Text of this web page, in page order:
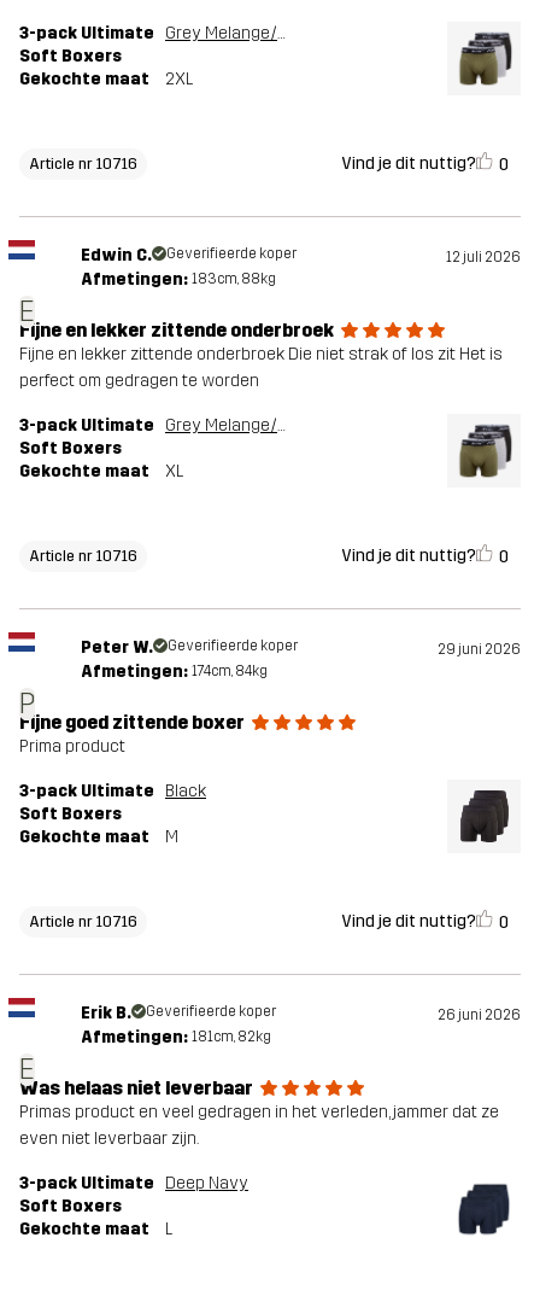
3-pack Ultimate
Soft Boxers
Grey Melange/Grape Leaf
Gekochte maat 2XL
Article nr 10716 Vind je dit nuttig? 0
E
Edwin C. Geverifieerde koper 12 juli 2026
Afmetingen: 183cm, 88kg
Fijne en lekker zittende onderbroek
Fijne en lekker zittende onderbroek Die niet strak of los zit Het is
perfect om gedragen te worden
3-pack Ultimate
Soft Boxers
Grey Melange/Grape Leaf
Gekochte maat XL
Article nr 10716 Vind je dit nuttig? 0
P
Peter W. Geverifieerde koper 29 juni 2026
Afmetingen: 174cm, 84kg
Fijne goed zittende boxer
Prima product
3-pack Ultimate
Soft Boxers
Black
Gekochte maat M
Article nr 10716 Vind je dit nuttig? 0
E
Erik B. Geverifieerde koper 26 juni 2026
Afmetingen: 181cm, 82kg
Was helaas niet leverbaar
Primas product en veel gedragen in het verleden, jammer dat ze
even niet leverbaar zijn.
3-pack Ultimate
Soft Boxers
Deep Navy
Gekochte maat L